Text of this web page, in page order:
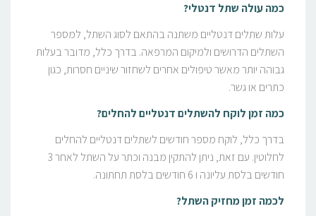
כמה עולה שתל דנטלי?
עלות שתלים דנטליים משתנה בהתאם לסוג השתל, למספר
השתלים הדרושים ולמיקום המרפאה. בדרך כלל, מדובר בעלות
גבוהה יותר מאשר טיפולים אחרים לשחזור שיניים חסרות, כגון
כתרים או גשר.
כמה זמן לוקח להשתלים דנטליים להחלים?
בדרך כלל, לוקח מספר חודשים לשתלים דנטליים להחלים
לחלוטין. עם זאת, ניתן להתקין מבנה וכתר על השתל לאחר 3
חודשים בלסת עליונה ו 6 חודשים בלסת תחתונה.
לכמה זמן מחזיק השתל?